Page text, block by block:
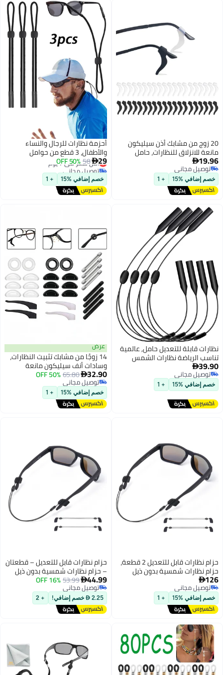
مشابك أذن سيليكون
للنظارات، حامل
تخزين، مثبتات
قبضات أذن للنظارات
الشمسية
ونظارات القراءة (10 سوداء و10
%15
+ 1
أحزمة نظارات للرجال والنساء
والأطفال، 3 قطع من حوامل
النظارات القابلة للتعديل، أحزمة
نظارات شمسية رياضية
29
50% OFF
أقل سعر في 7 يوم
توصيل مجاني
أقل سعر في 7 يوم
خصم إضافي %15 + 1
للتعديل حامل, عالمية
نظارات الشمس
نظارات الشمس
نظارات حامل, نظارات
نظارات حامل %15
+ 1
عرض
14 زوجًا من مشابك تثبيت النظارات،
وسادات أنف سيليكون مانعة
للانزلاق، وأغطية أطراف أذرع
النظارات، وموسعات لنظارات
البالغين والأطفال والنظارات
65.80
50% OFF
توصيل مجاني
توصيل مجاني
خصم إضافي %15 + 1
حزام نظارات قابل للتعديل 2 قطعة،
شمسية بدون ذيل
حزام نظارات كابل،
حبل رياضي، حامل
عنق للنظارات، حبل رقبة أسود 15 %15
+ 1
حزام نظارات قابل للتعديل – قطعتان
– حزام نظارات شمسية بدون ذيل
للرجال والنساء – حبل نظارات مرن
مضاد للانزلاق – حبل رياضي – حامل
نظارات للرقبة – أسود، طول 15
44.99
53.99
16% OFF
توصيل مجاني
توصيل مجاني + 2